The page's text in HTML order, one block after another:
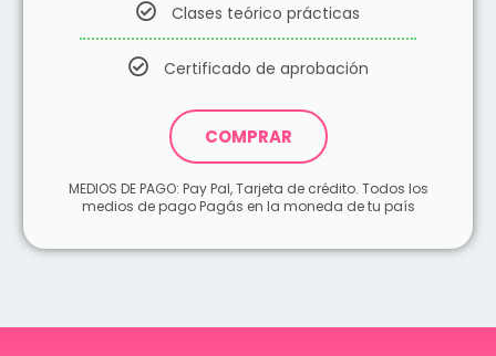
Clases teórico prácticas
Certificado de aprobación
COMPRAR
MEDIOS DE PAGO: Pay Pal, Tarjeta de crédito. Todos los
medios de pago Pagás en la moneda de tu país